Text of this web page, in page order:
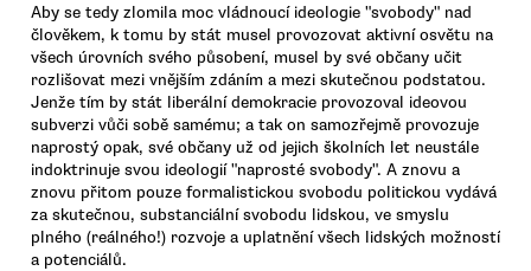
Aby se tedy zlomila moc vládnoucí ideologie "svobody" nad
člověkem, k tomu by stát musel provozovat aktivní osvětu na
všech úrovních svého působení, musel by své občany učit
rozlišovat mezi vnějším zdáním a mezi skutečnou podstatou.
Jenže tím by stát liberální demokracie provozoval ideovou
subverzi vůči sobě samému; a tak on samozřejmě provozuje
naprostý opak, své občany už od jejich školních let neustále
indoktrinuje svou ideologií "naprosté svobody". A znovu a
znovu přitom pouze formalistickou svobodu politickou vydává
za skutečnou, substanciální svobodu lidskou, ve smyslu
plného (reálného!) rozvoje a uplatnění všech lidských možností
a potenciálů.